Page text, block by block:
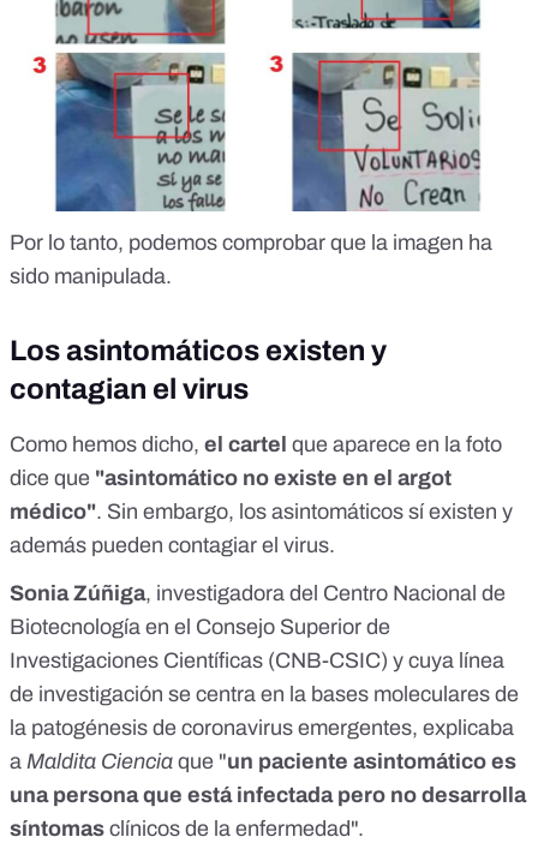
Por lo tanto, podemos comprobar que la imagen ha
sido manipulada.
Los asintomáticos existen y
contagian el virus
Como hemos dicho, el cartel que aparece en la foto
dice que "asintomático no existe en el argot
médico". Sin embargo, los asintomáticos sí existen y
además pueden contagiar el virus.
Sonia Zúñiga, investigadora del Centro Nacional de
Biotecnología en el Consejo Superior de
Investigaciones Científicas (CNB-CSIC) y cuya línea
de investigación se centra en la bases moleculares de
la patogénesis de coronavirus emergentes, explicaba
a Maldita Ciencia que "un paciente asintomático es
una persona que está infectada pero no desarrolla
síntomas clínicos de la enfermedad".